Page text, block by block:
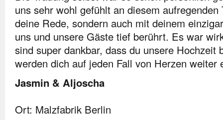
uns sehr wohl gefühlt an diesem
deine Rede, sondern auch mit deinem
uns und unsere Gäste tief berührt. Es war
sind super dankbar, dass du unsere Hochzeit
werden dich auf jeden Fall von Herzen weiter
Jasmin & Aljoscha
Ort: Malzfabrik Berlin